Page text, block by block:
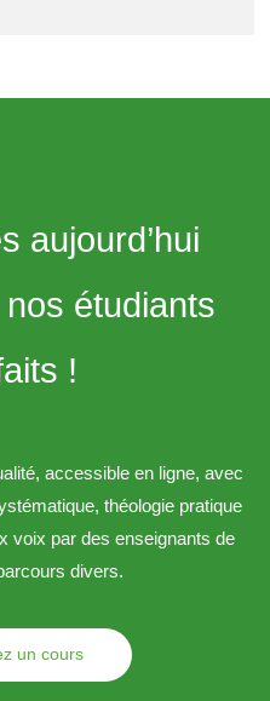
aujourd’hui
étudiants
!
accessible en ligne, avec
théologie pratique
voix par des enseignants de
divers.
un cours